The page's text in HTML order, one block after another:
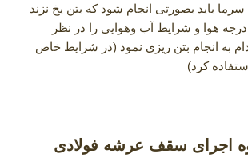
باید بصورتی انجام شود که بتن یخ نزند
درجه هوا و شرایط آب وهوایی را در نظر
به انجام بتن ریزی نمود (در شرایط خاص
کرد)
اجرای سقف عرشه فولادی